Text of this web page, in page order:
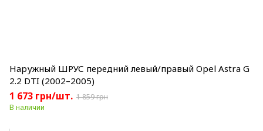
Наружный ШРУС передний левый/правый Opel Astra G
2.2 DTI (2002–2005)
1 673 грн/шт. 1 859 грн
В наличии